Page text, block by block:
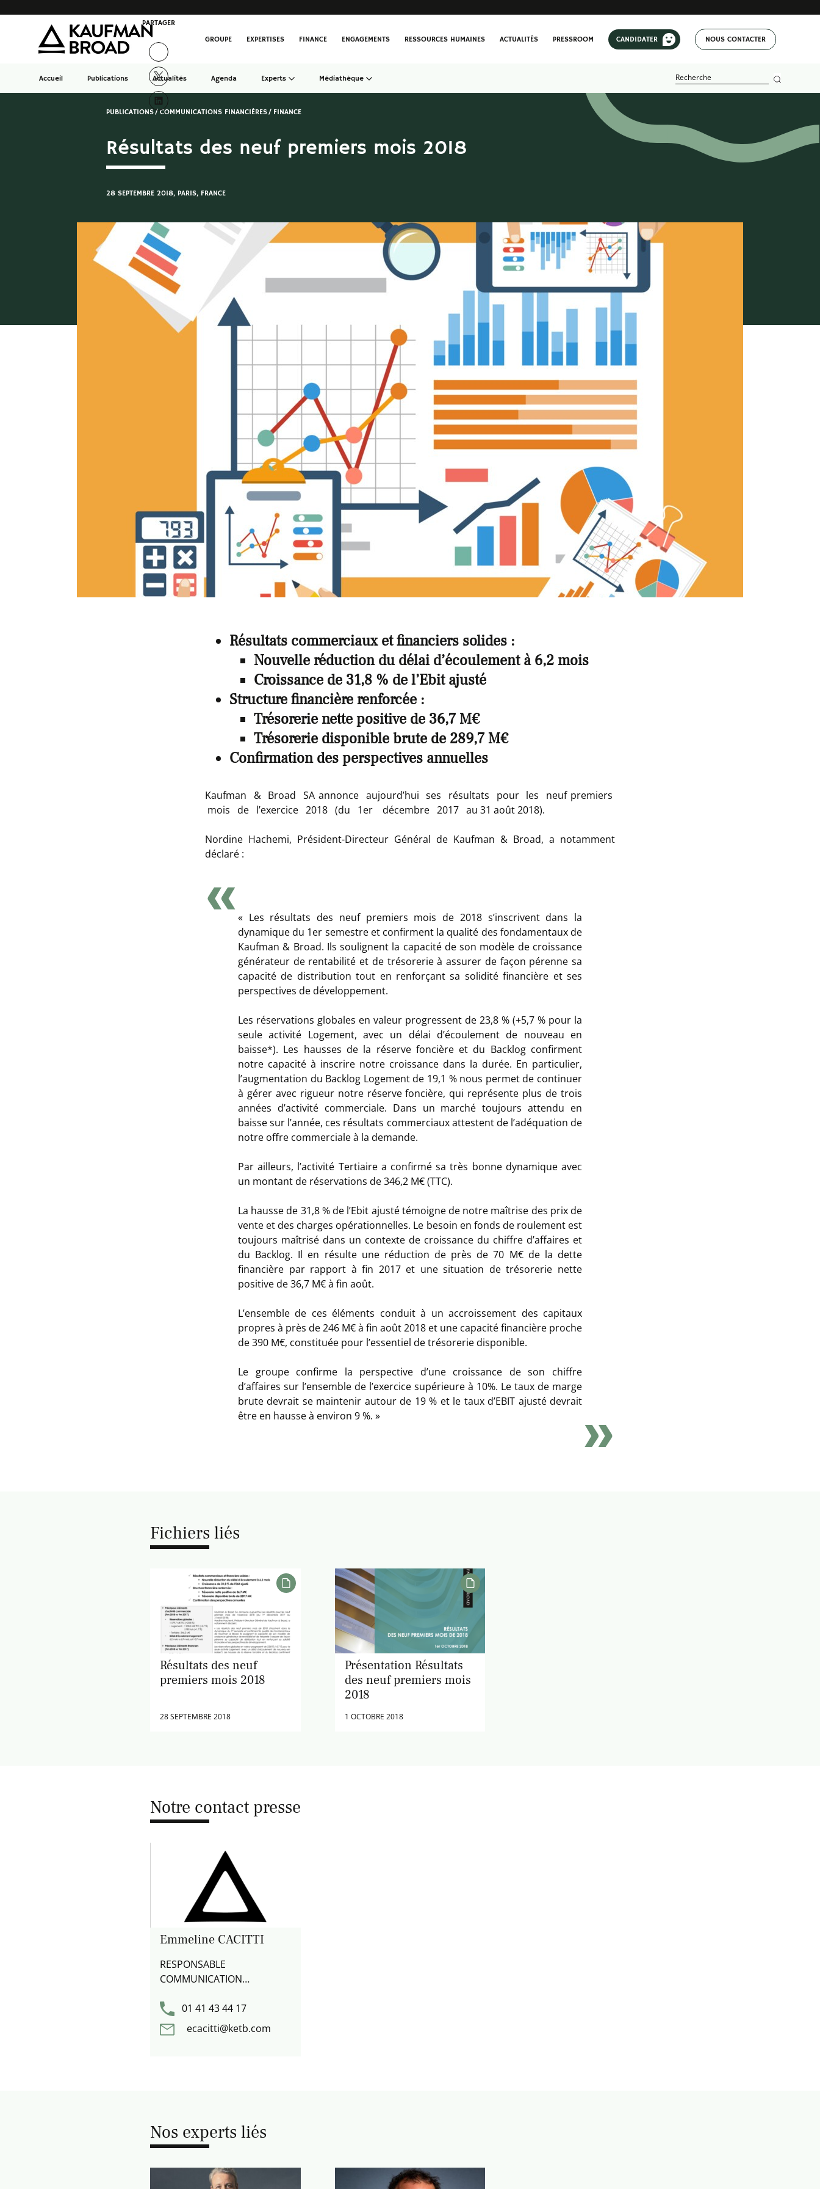
GROUPE EXPERTISES FINANCE ENGAGEMENTS RESSOURCES HUMAINES ACTUALITÉS PRESSROOM CANDIDATER NOUS CONTACTER
Accueil Publications Actualités Agenda Experts Médiathèque
PUBLICATIONS COMMUNICATIONS FINANCIÈRES FINANCE
Résultats des neuf premiers mois 2018
28 SEPTEMBRE 2018, PARIS, FRANCE
PARTAGER
Résultats commerciaux et financiers solides :
Nouvelle réduction du délai d’écoulement à 6,2 mois
Croissance de 31,8 % de l’Ebit ajusté
Structure financière renforcée :
Trésorerie nette positive de 36,7 M€
Trésorerie disponible brute de 289,7 M€
Confirmation des perspectives annuelles
Kaufman & Broad SA annonce aujourd’hui ses résultats pour les neuf premiers
mois de l’exercice 2018 (du 1er décembre 2017 au 31 août 2018).
Nordine Hachemi, Président-Directeur Général de Kaufman & Broad, a notamment
déclaré :
« Les résultats des neuf premiers mois de 2018 s’inscrivent dans la
dynamique du 1er semestre et confirment la qualité des fondamentauxde
Kaufman & Broad. Ils soulignent la capacité de son modèle de croissance
générateur de rentabilité et de trésorerie à assurer de façon pérenne sa
capacité de distribution tout en renforçant sa solidité financière et ses
perspectives de développement.
Les réservations globales en valeur progressent de 23,8 % (+5,7 % pour la
seule activité Logement, avec un délai d’écoulement de nouveau en
baisse*). Les hausses de la réserve foncière et du Backlog confirment
notre capacité à inscrire notre croissance dans la durée. En particulier,
l’augmentation du Backlog Logement de 19,1 % nous permet de continuer
à gérer avec rigueur notre réserve foncière, qui représente plus de trois
années d’activité commerciale. Dans un marché toujours attendu en
baisse sur l’année, ces résultats commerciaux attestent de l’adéquation de
notre offre commerciale à la demande.
Parailleurs, l’activité Tertiaire a confirmé sa très bonne dynamique avec
un montant de réservations de 346,2 M€ (TTC).
La haussede 31,8% de l’Ebit ajusté témoigne de notre maîtrise des prix de
vente et des charges opérationnelles. Le besoin en fonds de roulement est
toujours maîtrisé dans un contexte de croissance du chiffre d’affaires et
du Backlog. Il en résulte une réduction de près de 70 M€ de la dette
financière par rapport à fin 2017 et une situation de trésorerie nette
positive de 36,7 M€ à fin août.
L’ensemblede ces éléments conduità un accroissement des capitaux
propres à près de 246 M€ à fin août 2018 et une capacité financière proche
de 390 M€, constituée pour l’essentiel de trésorerie disponible.
Le groupe confirme la perspective d’une croissance de son chiffre
d’affaires sur l’ensemble de l’exercice supérieure à 10%. Le taux de marge
brute devrait se maintenir autour de 19 % et le taux d’EBIT ajusté devrait
être en hausse à environ 9 %. »
Fichiers liés
Résultats des neuf
premiers mois 2018
28 SEPTEMBRE 2018
Présentation Résultats
des neuf premiers mois
2018
1 OCTOBRE 2018
Notre contact presse
Emmeline CACITTI
RESPONSABLE
COMMUNICATION
01 41 43 44 17
ecacitti@ketb.com
Nos experts liés